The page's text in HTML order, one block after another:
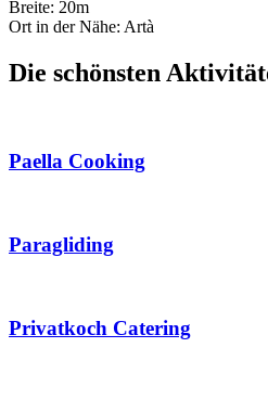
Breite: 20m
Ort in der Nähe: Artà
Die schönsten
Paella Cooking
Paragliding
Privatkoch Catering